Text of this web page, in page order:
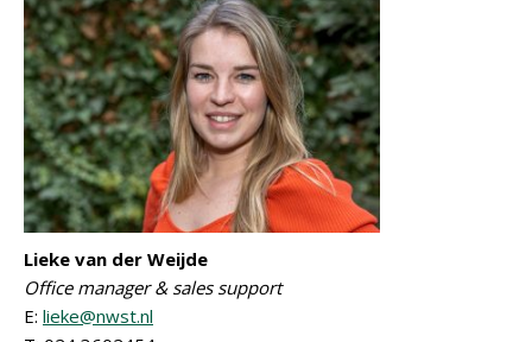
Lieke van der Weijde
Office manager & sales support
E: lieke@nwst.nl